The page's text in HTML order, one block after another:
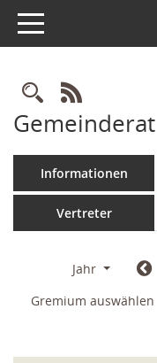
Toggle navigation
RSS-Feed
Informationen
Vertreter
Jahr
Gremium auswählen